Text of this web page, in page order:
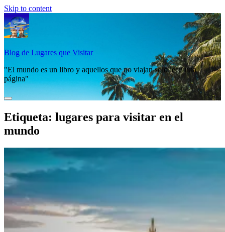
Skip to content
Blog de Lugares que Visitar
"El mundo es un libro y aquellos que no viajan solo leen una
página"
Etiqueta: lugares para visitar en el
mundo